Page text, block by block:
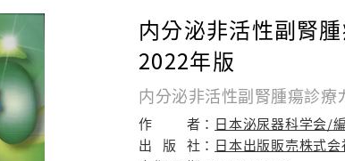
内分泌非活性副腎
2022年版
内分泌非活性副腎腫瘍診
作 者： 日本泌尿器科学会/
出
版 社： 日本出版販売株式会